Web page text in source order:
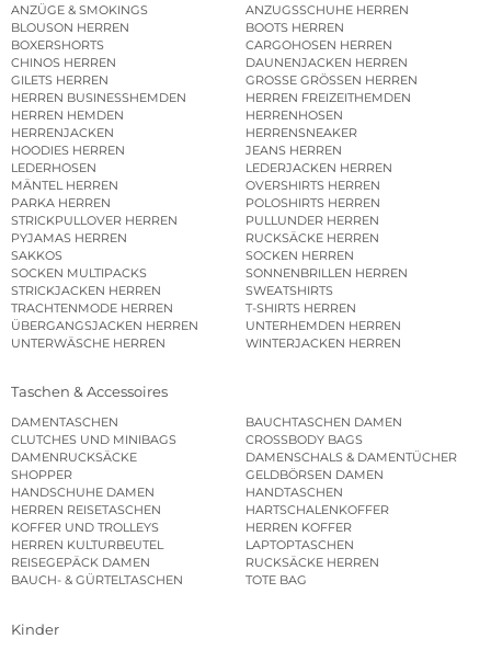
ANZÜGE & SMOKINGS
ANZUGSSCHUHE HERREN
BLOUSON HERREN
BOOTS HERREN
BOXERSHORTS
CARGOHOSEN HERREN
CHINOS HERREN
DAUNENJACKEN HERREN
GILETS HERREN
GROSSE GRÖSSEN HERREN
HERREN BUSINESSHEMDEN
HERREN FREIZEITHEMDEN
HERREN HEMDEN
HERRENHOSEN
HERRENJACKEN
HERRENSNEAKER
HOODIES HERREN
JEANS HERREN
LEDERHOSEN
LEDERJACKEN HERREN
MÄNTEL HERREN
OVERSHIRTS HERREN
PARKA HERREN
POLOSHIRTS HERREN
STRICKPULLOVER HERREN
PULLUNDER HERREN
PYJAMAS HERREN
RUCKSÄCKE HERREN
SAKKOS
SOCKEN HERREN
SOCKEN MULTIPACKS
SONNENBRILLEN HERREN
STRICKJACKEN HERREN
SWEATSHIRTS
TRACHTENMODE HERREN
T-SHIRTS HERREN
ÜBERGANGSJACKEN HERREN
UNTERHEMDEN HERREN
UNTERWÄSCHE HERREN
WINTERJACKEN HERREN
Taschen & Accessoires
DAMENTASCHEN
BAUCHTASCHEN DAMEN
CLUTCHES UND MINIBAGS
CROSSBODY BAGS
DAMENRUCKSÄCKE
DAMENSCHALS & DAMENTÜCHER
SHOPPER
GELDBÖRSEN DAMEN
HANDSCHUHE DAMEN
HANDTASCHEN
HERREN REISETASCHEN
HARTSCHALENKOFFER
KOFFER UND TROLLEYS
HERREN KOFFER
HERREN KULTURBEUTEL
LAPTOPTASCHEN
REISEGEPÄCK DAMEN
RUCKSÄCKE HERREN
BAUCH- & GÜRTELTASCHEN
TOTE BAG
Kinder